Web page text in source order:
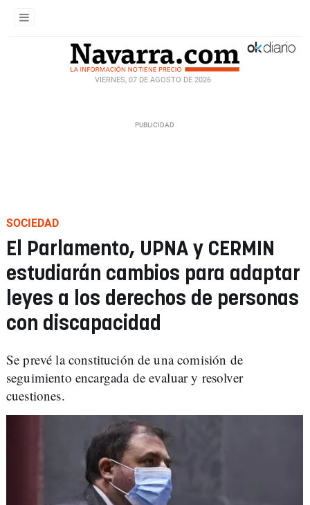
VIERNES, 07 DE AGOSTO DE 2026
SOCIEDAD
El Parlamento, UPNA y CERMIN
estudiarán cambios para adaptar
leyes a los derechos de personas
con discapacidad
Se prevé la constitución de una comisión de
seguimiento encargada de evaluar y resolver
cuestiones.